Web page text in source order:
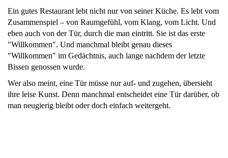
Ein gutes Restaurant lebt nicht nur von seiner Küche. Es lebt vom
Zusammenspiel – von Raumgefühl, vom Klang, vom Licht. Und
eben auch von der Tür, durch die man eintritt. Sie ist das erste
"Willkommen". Und manchmal bleibt genau dieses
"Willkommen" im Gedächtnis, auch lange nachdem der letzte
Bissen genossen wurde.
Wer also meint, eine Tür müsse nur auf- und zugehen, übersieht
ihre leise Kunst. Denn manchmal entscheidet eine Tür darüber, ob
man neugierig bleibt oder doch einfach weitergeht.